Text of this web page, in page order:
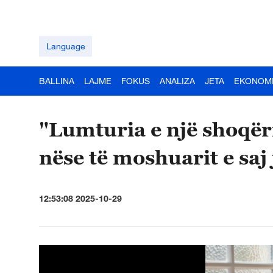
Language
BALLINA LAJME FOKUS ANALIZA JETA
"Lumturia e një
nëse të moshuarit e
12:53:08 2025-10-29